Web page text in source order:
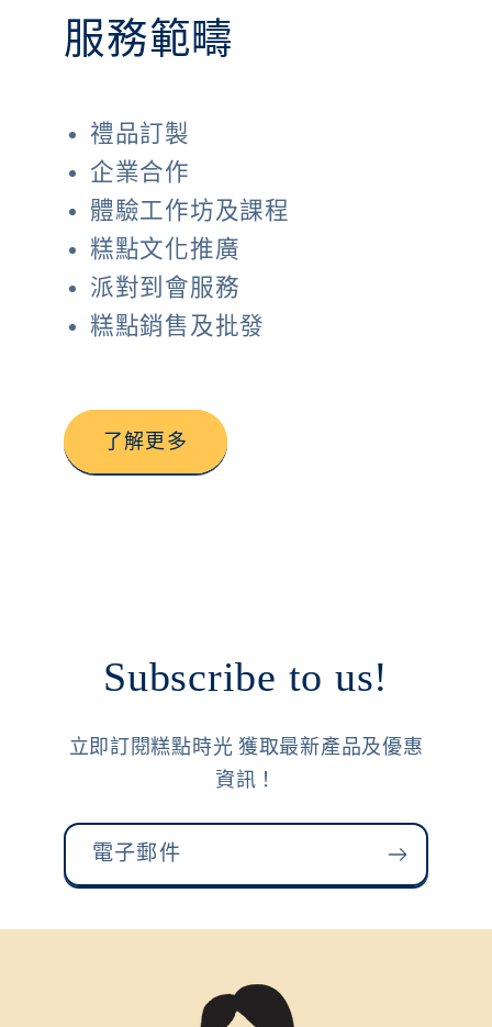
服務範疇
禮品訂製
企業合作
體驗工作坊及課程
糕點文化推廣
派對到會服務
糕點銷售及批發
了解更多
Subscribe to us!
立即訂閱糕點時光 獲取最新產品及優惠
資訊！
電子郵件